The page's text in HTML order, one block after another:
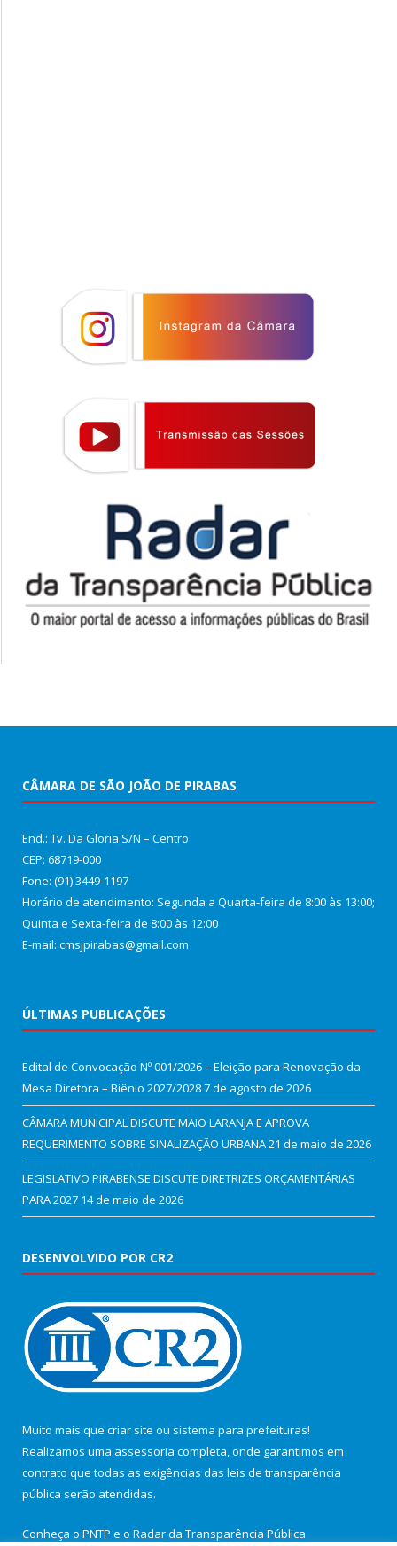
CÂMARA DE SÃO JOÃO DE PIRABAS
End.: Tv. Da Gloria S/N – Centro
CEP: 68719-000
Fone: (91) 3449-1197
Horário de atendimento: Segunda a Quarta-feira de 8:00 às 13:00;
Quinta e Sexta-feira de 8:00 às 12:00
E-mail: cmsjpirabas@gmail.com
ÚLTIMAS PUBLICAÇÕES
Edital de Convocação Nº 001/2026 – Eleição para Renovação da
Mesa Diretora – Biênio 2027/20287 de agosto de 2026
CÂMARA MUNICIPAL DISCUTE MAIO LARANJA E APROVA
REQUERIMENTO SOBRE SINALIZAÇÃO URBANA21 de maio de 2026
LEGISLATIVO PIRABENSE DISCUTE DIRETRIZES ORÇAMENTÁRIAS
PARA 2027 14 de maio de 2026
DESENVOLVIDO POR CR2
Muito mais que criar site ou sistema para prefeituras!
Realizamos uma assessoria completa, onde garantimos em
contrato que todas as exigências das leis de transparência
pública serão atendidas.
Conheça o PNTP e o Radar da Transparência Pública